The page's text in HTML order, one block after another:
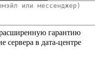
гарантию
сервера в дата-центре